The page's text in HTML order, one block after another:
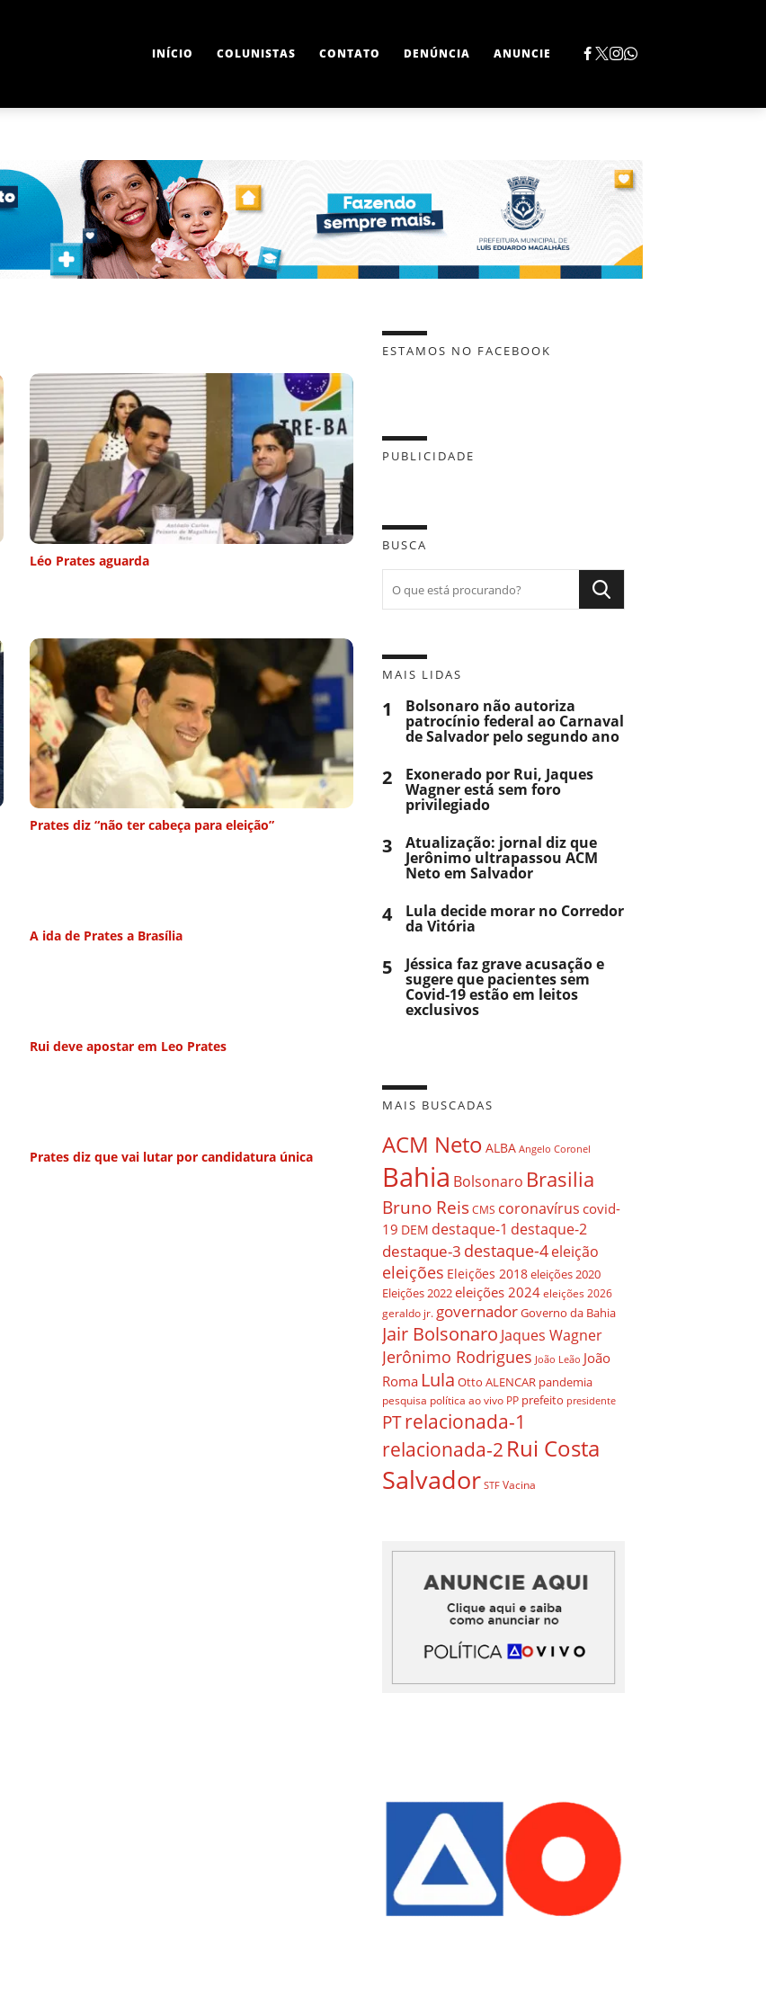
INÍCIO COLUNISTAS CONTATO DENÚNCIA ANUNCIE
Léo Prates aguarda
Prates diz “não ter cabeça para eleição”
A ida de Prates a Brasília
Rui deve apostar em Leo Prates
Prates diz que vai lutar por candidatura única
ESTAMOS NO FACEBOOK
PUBLICIDADE
BUSCA
MAIS LIDAS
1 Bolsonaro não autoriza
patrocínio federal ao Carnaval
de Salvador pelo segundo ano
2 Exonerado por Rui, Jaques
Wagner está sem foro
privilegiado
3 Atualização: jornal diz que
Jerônimo ultrapassou ACM
Neto em Salvador
4 Lula decide morar no Corredor
da Vitória
5 Jéssica faz grave acusação e
sugere que pacientes sem
Covid-19 estão em leitos
exclusivos
MAIS BUSCADAS
ACM Neto ALBA Angelo Coronel
Bahia Bolsonaro Brasilia
Bruno ReisCMS coronavírus covid-
19 DEM destaque-1 destaque-2
destaque-3 destaque-4eleição
eleições Eleições 2018eleições 2020
Eleições 2022eleições 2024 eleições 2026
geraldo jr. governadorGoverno da Bahia
Jair Bolsonaro Jaques Wagner
Jerônimo Rodrigues João Leão João
Roma Lula Otto ALENCAR pandemia
pesquisa política ao vivo PP prefeito presidente
PTrelacionada-1
relacionada-2 Rui Costa
Salvador STF Vacina